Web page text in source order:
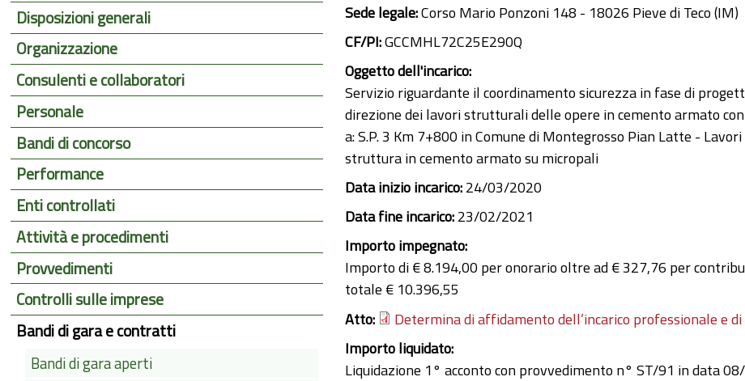
Sede legale:Corso Mario Ponzoni 148 - 18026 Pieve di Teco (IM)
CF/PI:GCCMHL72C25E290Q
Oggetto dell'incarico:
Servizio riguardante il coordinamento sicurezza in fase di
direzione dei lavori strutturali delle opere in cemento armato
a: S.P. 3 Km 7+800 in Comune di Montegrosso Pian Latte -
struttura in cemento armato su micropali
Data inizio incarico:24/03/2020
Data fine incarico:23/02/2021
Importo impegnato:
Importo di € 8.194,00 per onorario oltre ad € 327,76 per
totale € 10.396,55
Atto:
Determina di affidamento dell’incarico professionale e
Importo liquidato:
Liquidazione 1° acconto con provvedimento n° ST/91 in data
Disposizioni generali
Organizzazione
Consulenti e collaboratori
Personale
Bandi di concorso
Performance
Enti controllati
Attività e procedimenti
Provvedimenti
Controlli sulle imprese
Bandi di gara e contratti
Bandi di gara aperti